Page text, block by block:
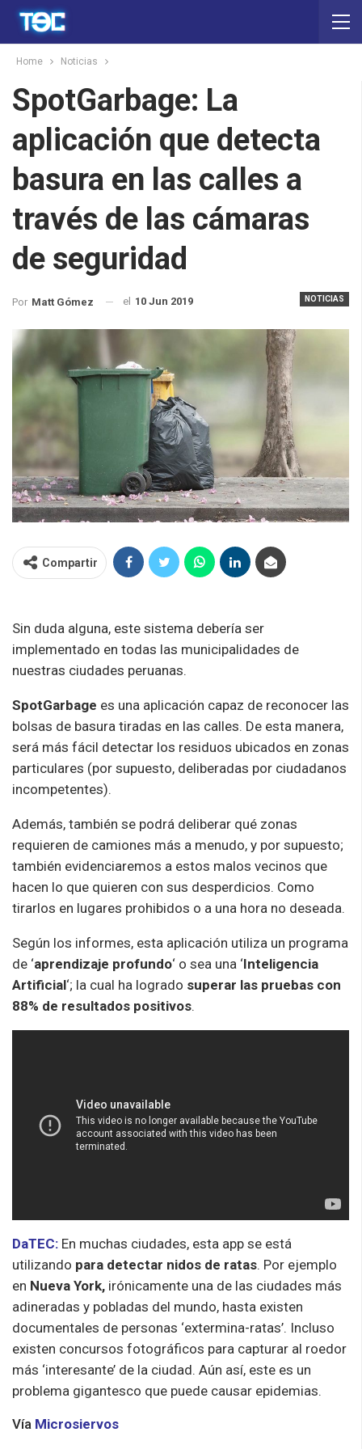
Home Noticias
SpotGarbage: La
aplicación que detecta
basura en las calles a
través de las cámaras
de seguridad
NOTICIAS
Por Matt Gómez el 10 Jun 2019
Compartir
Sin duda alguna, este sistema debería ser
implementado en todas las municipalidades de
nuestras ciudades peruanas.
SpotGarbage es una aplicación capaz de reconocer las
bolsas de basura tiradas en las calles. De esta manera,
será más fácil detectar los residuos ubicados en zonas
particulares (por supuesto, deliberadas por ciudadanos
incompetentes).
Además, también se podrá deliberar qué zonas
requieren de camiones más a menudo, y por supuesto;
también evidenciaremos a estos malos vecinos que
hacen lo que quieren con sus desperdicios. Como
tirarlos en lugares prohibidos o a una hora no deseada.
Según los informes, esta aplicación utiliza un programa
de ‘aprendizaje profundo‘ o sea una ‘Inteligencia
Artificial‘; la cual ha logrado superar las pruebas con
88% de resultados positivos.
DaTEC: En muchas ciudades, esta app se está
utilizando para detectar nidos de ratas. Por ejemplo
en Nueva York, irónicamente una de las ciudades más
adineradas y pobladas del mundo, hasta existen
documentales de personas ‘extermina-ratas’. Incluso
existen concursos fotográficos para capturar al roedor
más ‘interesante’ de la ciudad. Aún así, este es un
problema gigantesco que puede causar epidemias.
Vía Microsiervos